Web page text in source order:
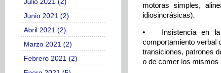
Junio 2021 (2)
Abril 2021 (2)
Marzo 2021 (2)
Febrero 2021 (2)
motoras simples,
idiosincrásicas).
•
Insistencia en
comportamiento verbal
transiciones, patrones
o de comer los mismos